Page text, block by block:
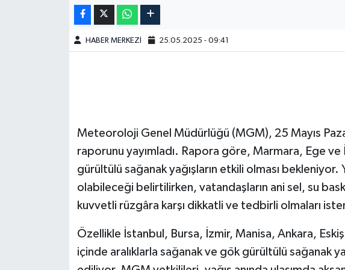
HABER MERKEZİ 25.05.2025 - 09:41
Meteoroloji Genel Müdürlüğü (MGM), 25 Mayıs
raporunu yayımladı. Rapora göre, Marmara, Ege
gürültülü sağanak yağışların etkili olması bekleniyor.
olabileceği belirtilirken, vatandaşların ani sel, su
kuvvetli rüzgâra karşı dikkatli ve tedbirli olmaları
Özellikle İstanbul, Bursa, İzmir, Manisa, Ankara,
içinde aralıklarla sağanak ve gök gürültülü sağanak